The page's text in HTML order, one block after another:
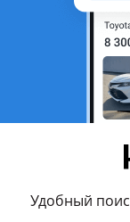
Удобный
Подходит на
Infiniti FX-Series
2008 - 2012 2
рестайлинг (S51)
Оригинал б. У.